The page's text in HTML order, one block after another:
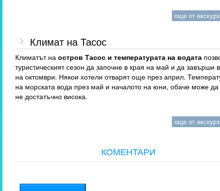
още от
Климат на Тасос
Климатът наостров Тасос и температурата на водата
туристическият сезон да започне в края на май и да завърши
на октомври. Някои хотели отварят още през април.
на морската вода през май и началото на юни, обаче може
не достатъчно висока.
още от
КОМЕНТАРИ